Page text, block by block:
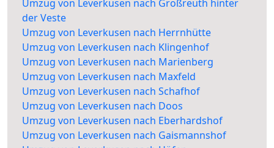
Umzug von Leverkusen nach Großreuth hinter
der Veste
Umzug von Leverkusen nach Herrnhütte
Umzug von Leverkusen nach Klingenhof
Umzug von Leverkusen nach Marienberg
Umzug von Leverkusen nach Maxfeld
Umzug von Leverkusen nach Schafhof
Umzug von Leverkusen nach Doos
Umzug von Leverkusen nach Eberhardshof
Umzug von Leverkusen nach Gaismannshof